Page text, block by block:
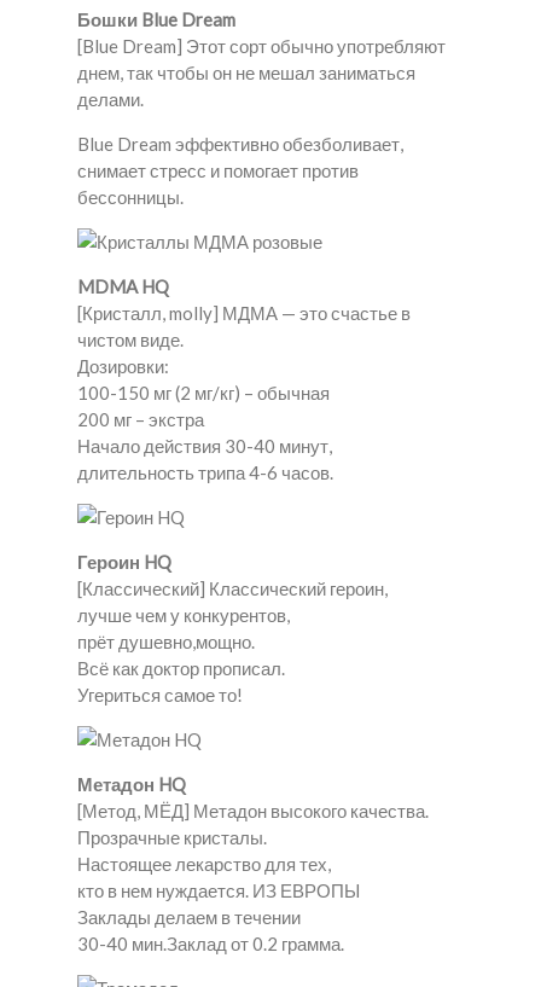
Бошки Blue Dream
[Blue Dream] Этот сорт обычно употребляют
днем, так чтобы он не мешал заниматься
делами.
Blue Dream эффективно обезболивает,
снимает стресс и помогает против
бессонницы.
MDMA HQ
[Кристалл, molly] МДМА — это счастье в
чистом виде.
Дозировки:
100-150 мг (2 мг/кг) – обычная
200 мг – экстра
Начало действия 30-40 минут,
длительность трипа 4-6 часов.
Героин HQ
[Классический] Классический героин,
лучше чем у конкурентов,
прёт душевно,мощно.
Всё как доктор прописал.
Угериться самое то!
Метадон HQ
[Метод, МЁД] Метадон высокого качества.
Прозрачные кристалы.
Настоящее лекарство для тех,
кто в нем нуждается. ИЗ ЕВРОПЫ
Заклады делаем в течении
30-40 мин.Заклад от 0.2 грамма.